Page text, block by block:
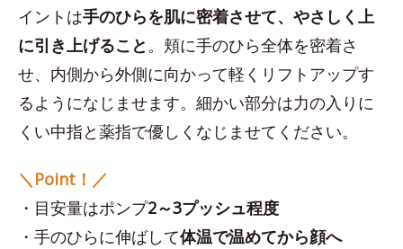
イントは手のひらを肌に密着させて、やさしく上
に引き上げること。頬に手のひら全体を密着さ
せ、内側から外側に向かって軽くリフトアップす
るようになじませます。細かい部分は力の入りに
くい中指と薬指で優しくなじませてください。
＼Point！／
・目安量はポンプ2～3プッシュ程度
・手のひらに伸ばして体温で温めてから顔へ